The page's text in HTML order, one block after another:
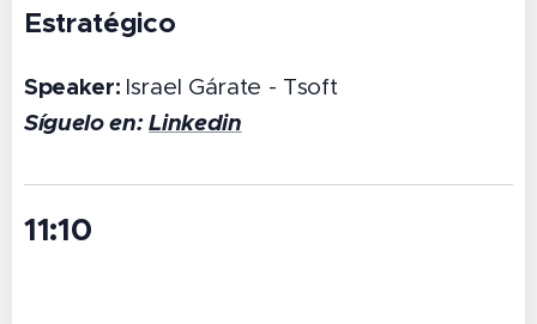
Estratégico
Speaker: Israel Gárate - Tsoft
Síguelo en:Linkedin
11:10